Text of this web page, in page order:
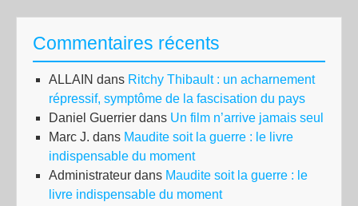
Commentaires récents
ALLAIN dans Ritchy Thibault : un acharnement
répressif, symptôme de la fascisation du pays
Daniel Guerrier dans Un film n’arrive jamais seul
Marc J. dans Maudite soit la guerre : le livre
indispensable du moment
Administrateur dans Maudite soit la guerre : le
livre indispensable du moment